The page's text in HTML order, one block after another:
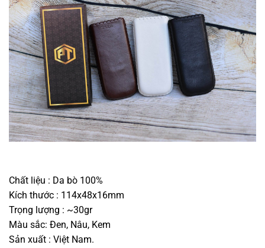
Chất liệu : Da bò 100%
Kích thước : 114x48x16mm
Trọng lượng : ~30gr
Màu sắc: Đen, Nâu, Kem
Sản xuất : Việt Nam.